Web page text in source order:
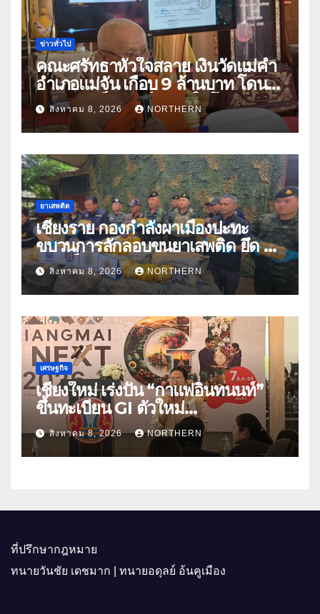
ข่าวทั่วไป
คณะศรัทธาหัวใจสลาย เงินวัดแม่คำ
อำเภอแม่จัน เกือบ 9 ล้านบาท โดน
แก๊งคอลเซ็นเตอร์หลอกให้โอนข้าม
ปีกว่า 66 บัญชี
สิงหาคม 8, 2026 NORTHERN
ยาเสพติด
เชียงราย กองกำลังผาเมืองปะทะ
ขบวนการลักลอบขนยาเสพติด ยึด 2
ล้านเม็ด
สิงหาคม 8, 2026 NORTHERN
เศรษฐกิจ
เชียงใหม่ เร่งปั้น “กาแฟอินทนนท์”
ขึ้นทะเบียน GI ตัวใหม่
“CHIANGMAI GI NEXT 2026”
ติดอาวุธผู้ประกอบการ 100 ราย ดัน
สินค้าอัตลักษณ์สู่ตลาดพรีเมียม
สิงหาคม 8, 2026 NORTHERN
ที่ปรึกษากฎหมาย
ทนายวันชัย เดชมาก | ทนายอดุลย์ อ้นคูเมือง